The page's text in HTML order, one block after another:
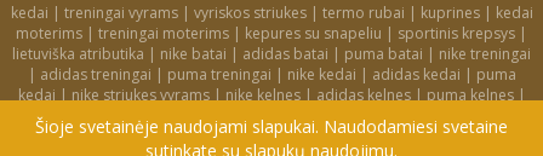
kedai | treningai vyrams| vyriskos striukes| termo rubai | kuprines| kedai
moterims | treningai moterims | kepures su snapeliu | sportinis krepsys |
lietuviška atributika | nike batai | adidas batai | puma batai | nike treningai
| adidas treningai | puma treningai | nike kedai | adidas kedai | puma
kedai | nike striukes vyrams| nike kelnes| adidas kelnes| puma kelnes|
nike kuprines
nike kojines nike treningai moterims
adidas striukes|nike dzemperiai|nike tampres
Šioje svetainėje naudojami slapukai. Naudodamiesi svetaine
sutinkate su slapukų naudojimu.